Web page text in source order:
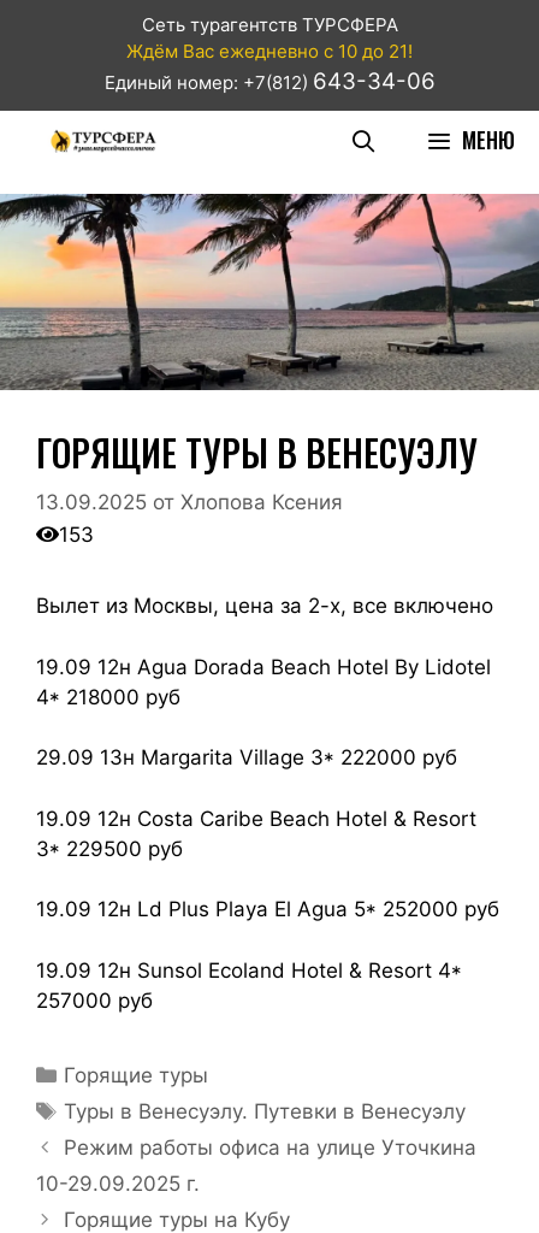
Сеть турагентств ТУРСФЕРА
Ждём Вас ежедневно с 10 до 21!
Единый номер: +7(812) 643-34-06
МЕНЮ
ГОРЯЩИЕ ТУРЫ В ВЕНЕСУЭЛУ
13.09.2025 от Хлопова Ксения
153
Вылет из Москвы, цена за 2-х, все включено
19.09 12н Agua Dorada Beach Hotel By Lidotel
4* 218000 руб
29.09 13н Margarita Village 3* 222000 руб
19.09 12н Costa Caribe Beach Hotel & Resort
3* 229500 руб
19.09 12н Ld Plus Playa El Agua 5* 252000 руб
19.09 12н Sunsol Ecoland Hotel & Resort 4*
257000 руб
Горящие туры
Туры в Венесуэлу. Путевки в Венесуэлу
Режим работы офиса на улице Уточкина
10-29.09.2025 г.
Горящие туры на Кубу